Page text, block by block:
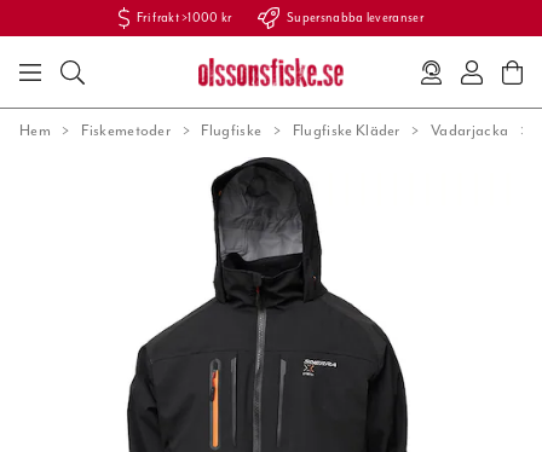
Fri frakt >1000 kr Supersnabba leveranser
Hem Fiskemetoder Flugfiske Flugfiske Kläder Vadarjacka